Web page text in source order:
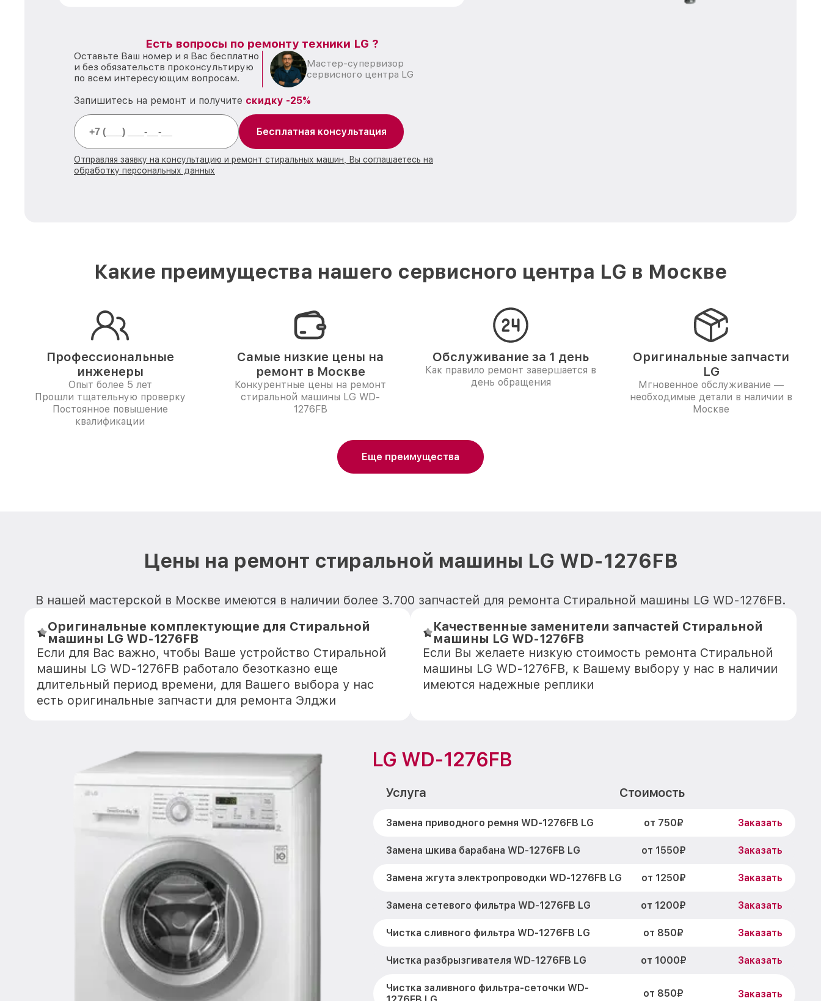
Есть вопросы по ремонту техники LG ?
Оставьте Ваш номер и я Вас бесплатно
и без обязательств проконсультирую
по всем интересующим вопросам.
Мастер-супервизор
сервисного центра LG
Запишитесь на ремонт и получите скидку -25%
Бесплатная консультация
Отправляя заявку на консультацию и ремонт стиральных машин, Вы соглашаетесь на
обработку персональных данных
Какие преимущества нашего сервисного центра LG в Москве
Профессиональные
инженеры
Опыт более 5 лет
Прошли тщательную проверку
Постоянное повышение
квалификации
Самые низкие цены на
ремонт в Москве
Конкурентные цены на ремонт
стиральной машины LG WD-
1276FB
Обслуживание за 1 день
Как правило ремонт завершается в
день обращения
Оригинальные запчасти
LG
Мгновенное обслуживание —
необходимые детали в наличии в
Москве
Еще преимущества
Цены на ремонт стиральной машины LG WD-1276FB
В нашей мастерской в Москве имеются в наличии более 3.700 запчастей для ремонта Стиральной машины LG WD-1276FB.
Оригинальные комплектующие для Стиральной
машины LG WD-1276FB
Если для Вас важно, чтобы Ваше устройство Стиральной
машины LG WD-1276FB работало безотказно еще
длительный период времени, для Вашего выбора у нас
есть оригинальные запчасти для ремонта Элджи
Качественные заменители запчастей Стиральной
машины LG WD-1276FB
Если Вы желаете низкую стоимость ремонта Стиральной
машины LG WD-1276FB, к Вашему выбору у нас в наличии
имеются надежные реплики
LG WD-1276FB
Услуга Стоимость
Замена приводного ремня WD-1276FB LG от 750₽ Заказать
Замена шкива барабана WD-1276FB LG от 1550₽ Заказать
Замена жгута электропроводки WD-1276FB LG от 1250₽ Заказать
Замена сетевого фильтра WD-1276FB LG от 1200₽ Заказать
Чистка сливного фильтра WD-1276FB LG от 850₽ Заказать
Чистка разбрызгивателя WD-1276FB LG от 1000₽ Заказать
Чистка заливного фильтра-сеточки WD-
от 850₽ Заказать